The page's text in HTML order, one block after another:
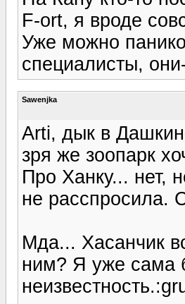
F-ort, я вроде
Уже можно
специалисты,
Sawenjka
Arti, дык в
зря жe зоопарк
Про Ханку... нет,
не расспросила.
Мда... Хасанчик
ним? Я уже сама